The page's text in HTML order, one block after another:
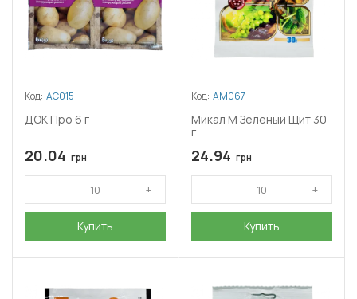
Код: АС015
ДОК Про 6 г
20.04 грн
Купить
Код: АМ067
Микал М Зеленый Щит 30
г
24.94 грн
Купить